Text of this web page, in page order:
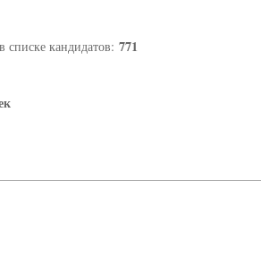
списке кандидатов: 771